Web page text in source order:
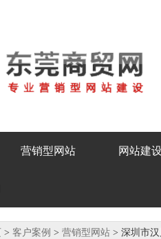
营销型网站 网站建设
> 客户案例 > 营销型网站 > 深圳市